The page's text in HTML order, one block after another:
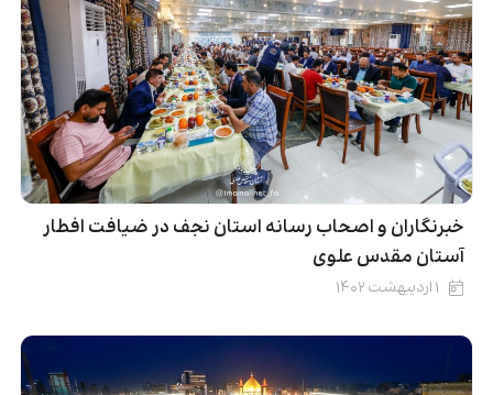
خبرنگاران و اصحاب رسانه استان نجف در ضیافت افطار
آستان مقدس علوی
۱ اردیبهشت ۱۴۰۲